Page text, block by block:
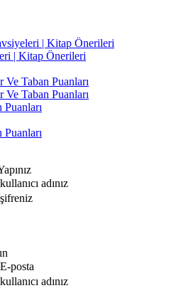
| Kitap Önerileri
| Kitap Önerileri
Ve Taban Puanları
Ve Taban Puanları
kullanıcı adınız
şifreniz
E-posta
kullanıcı adınız